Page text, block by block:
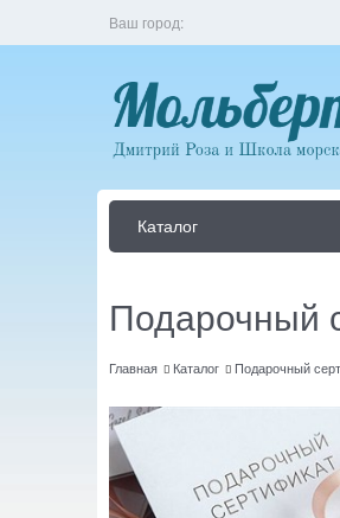
Ваш город:
Каталог
Подарочный
Главная Каталог Подарочный